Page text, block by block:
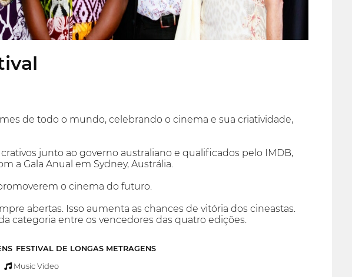
de todo o mundo, celebrando o cinema e sua criatividade,
junto ao governo australiano e qualificados pelo IMDB,
a Gala Anual em Sydney, Austrália.
o cinema do futuro.
abertas. Isso aumenta as chances de vitória dos cineastas.
categoria entre os vencedores das quatro edições.
FESTIVAL DE LONGAS METRAGENS
Music Video